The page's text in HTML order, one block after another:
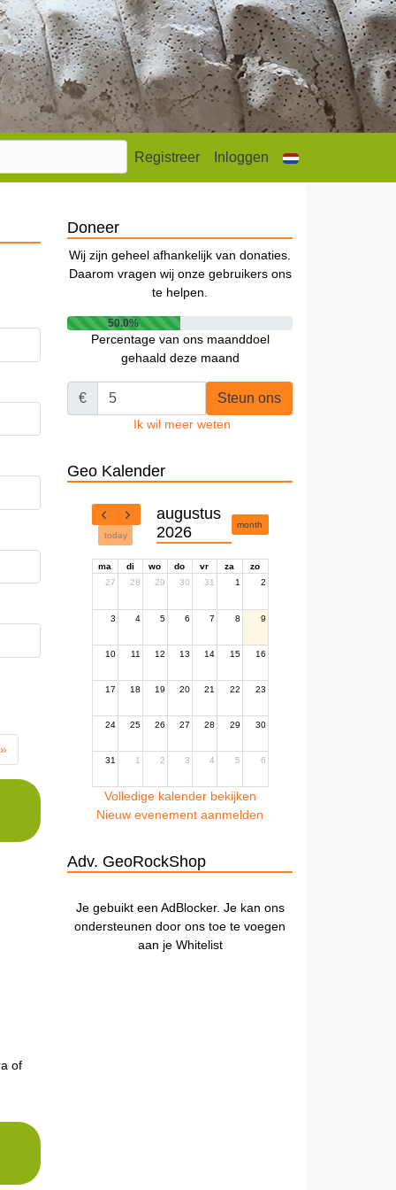
Registreer Inloggen
of
Doneer
Wij zijn geheel afhankelijk van donaties.
Daarom vragen wij onze gebruikers ons
te helpen.
50.0%
Percentage van ons maanddoel
gehaald deze maand
€ Steun ons
Ik wil meer weten
Geo Kalender
today
augustus
2026
month
ma di wo do vr za
zo
27
28 29 30 31 1 2
3 4 5 6 7 8 9
10 11 12 13 14 15 16
17 18 19 20 21 22 23
24 25 26 27 28 29 30
31 1 2 3 4 5 6
Volledige kalender bekijken
Nieuw evenement aanmelden
Adv. GeoRockShop
Je gebuikt een AdBlocker. Je kan ons
ondersteunen door ons toe te voegen
aan je Whitelist